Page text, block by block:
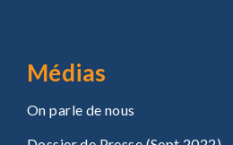
Médias
On parle de nous